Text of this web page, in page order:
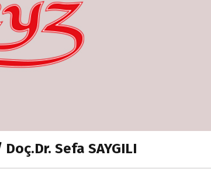
Sefa SAYGILI